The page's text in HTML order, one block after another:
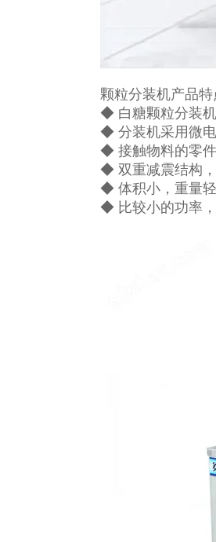
颗粒分装机产品特
◆ 白糖颗粒分装
◆ 分装机采用微
◆ 接触物料的零
◆ 双重减震结构
◆ 体积小，重量
◆ 比较小的功率